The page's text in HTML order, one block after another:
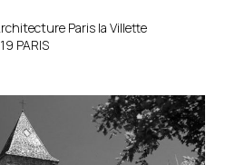
Paris la Villette
PARIS